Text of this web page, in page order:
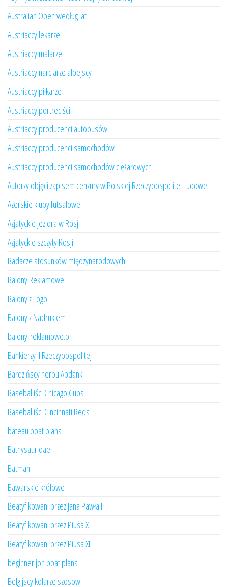
Australian Open według lat
Austriaccy lekarze
Austriaccy malarze
Austriaccy narciarze alpejscy
Austriaccy piłkarze
Austriaccy portreciści
Austriaccy producenci autobusów
Austriaccy producenci samochodów
Austriaccy producenci samochodów ciężarowych
Autorzy objęci zapisem cenzury w Polskiej Rzeczypospolitej Ludowej
Azerskie kluby futsalowe
Azjatyckie jeziora w Rosji
Azjatyckie szczyty Rosji
Badacze stosunków międzynarodowych
Balony Reklamowe
Balony z Logo
Balony z Nadrukiem
balony-reklamowe.pl
Bankierzy II Rzeczypospolitej
Bardzińscy herbu Abdank
Baseballiści Chicago Cubs
Baseballiści Cincinnati Reds
bateau boat plans
Bathysauridae
Batman
Bawarskie królowe
Beatyfikowani przez Jana Pawła II
Beatyfikowani przez Piusa X
Beatyfikowani przez Piusa XI
beginner jon boat plans
Belgijscy kolarze szosowi